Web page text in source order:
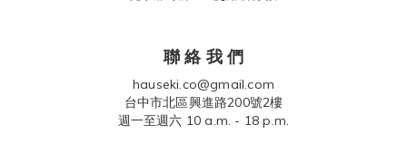
聯 絡 我 們
hauseki.co@gmail.com
台中市北區興進路200號2樓
週一至週六 10 a.m. - 18 p.m.